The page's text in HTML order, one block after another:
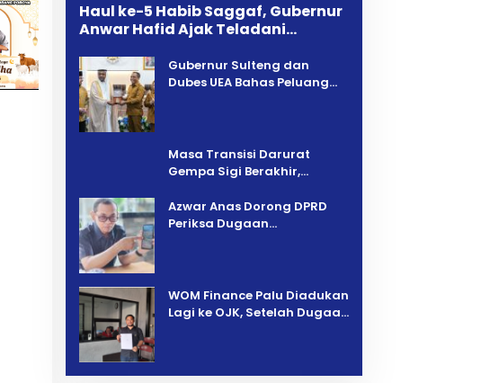
Haul ke-5 Habib Saggaf, Gubernur
Anwar Hafid Ajak Teladani
Gubernur Sulteng dan
Dubes UEA Bahas Peluang
Masa Transisi Darurat
Gempa Sigi Berakhir,
Percepatan Pemulihan
Azwar Anas Dorong DPRD
Periksa Dugaan
‎WOM Finance Palu Diadukan
Lagi ke OJK, Setelah Dugaan